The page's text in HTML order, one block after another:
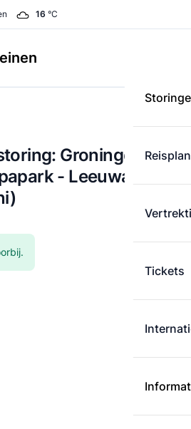
16 °C
Tickets
Groningen
- Leeuwarden